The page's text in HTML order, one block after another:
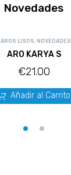
Novedades
AROS LISOS NOVEDADES
ARO KARYA S
€21.00
Añadir al Carrito